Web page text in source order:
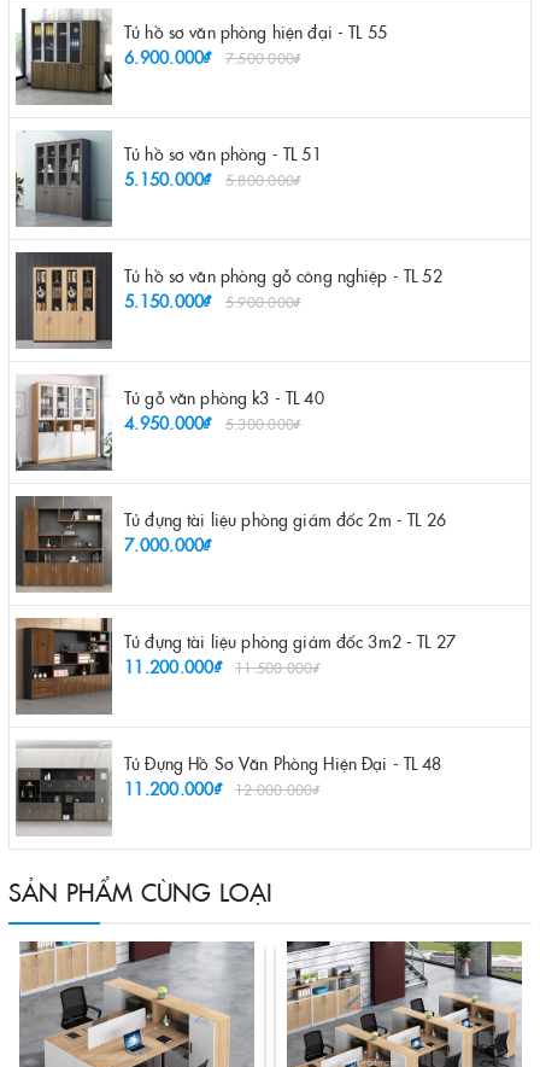
Tủ hồ sơ văn phòng hiện đại - TL 55
6.900.000₫
7.500.000₫
Tủ hồ sơ văn phòng - TL 51
5.150.000₫
5.800.000₫
Tủ hồ sơ văn phòng gỗ công nghiệp - TL 52
5.150.000₫
5.900.000₫
Tủ gỗ văn phòng k3 - TL 40
4.950.000₫
5.300.000₫
Tủ đựng tài liệu phòng giám đốc 2m - TL 26
7.000.000₫
Tủ đựng tài liệu phòng giám đốc 3m2 - TL 27
11.200.000₫
11.500.000₫
Tủ Đựng Hồ Sơ Văn Phòng Hiện Đại - TL 48
11.200.000₫
12.000.000₫
SẢN PHẨM CÙNG LOẠI